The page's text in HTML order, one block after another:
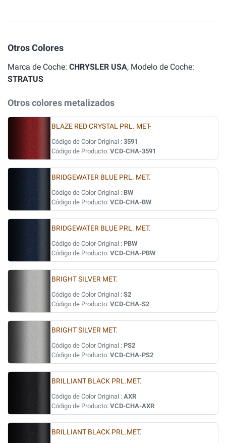
Otros Colores
Marca de Coche: CHRYSLER USA, Modelo de Coche:
STRATUS
Otros colores metalizados
BLAZE RED CRYSTAL PRL. MET-
Código de Color Original : 3591
Código de Producto: VCD-CHA-3591
BRIDGEWATER BLUE PRL. MET.
Código de Color Original : BW
Código de Producto: VCD-CHA-BW
BRIDGEWATER BLUE PRL. MET.
Código de Color Original : PBW
Código de Producto: VCD-CHA-PBW
BRIGHT SILVER MET.
Código de Color Original : S2
Código de Producto: VCD-CHA-S2
BRIGHT SILVER MET.
Código de Color Original : PS2
Código de Producto: VCD-CHA-PS2
BRILLIANT BLACK PRL.MET.
Código de Color Original : AXR
Código de Producto: VCD-CHA-AXR
BRILLIANT BLACK PRL.MET.